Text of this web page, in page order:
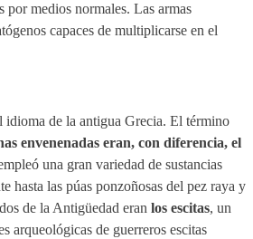
medios normales. Las armas
capaces de multiplicarse en el
idioma de la antigua Grecia. El término
envenenadas eran, con diferencia, el
una gran variedad de sustancias
hasta las púas ponzoñosas del pez raya y
de la Antigüedad eran los escitas, un
arqueológicas de guerreros escitas